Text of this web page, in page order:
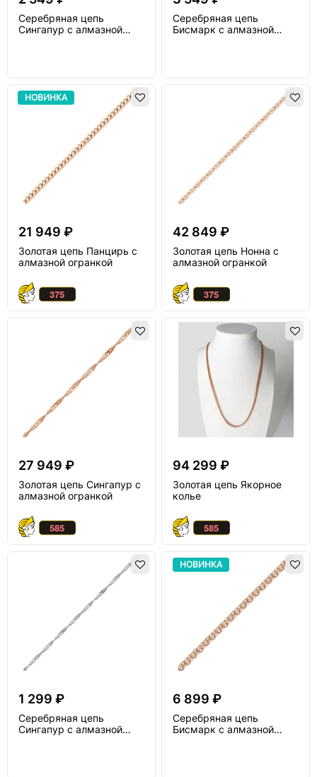
Серебряная цепь
Сингапур с алмазной
Серебряная цепь
Бисмарк с алмазной
НОВИНКА
21 949 ₽
Золотая цепь Панцирь с
алмазной огранкой
42 849 ₽
Золотая цепь Нонна с
алмазной огранкой
27 949 ₽
Золотая цепь Сингапур с
алмазной огранкой
94 299 ₽
Золотая цепь Якорное
колье
1 299 ₽
Серебряная цепь
Сингапур с алмазной
НОВИНКА
6 899 ₽
Серебряная цепь
Бисмарк с алмазной